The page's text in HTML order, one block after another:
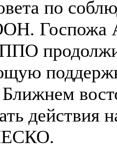
по
Госпожа
действия